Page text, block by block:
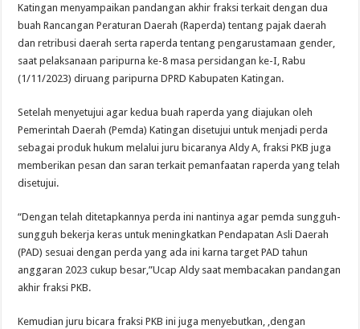
Katingan menyampaikan pandangan akhir fraksi terkait dengan dua
buah Rancangan Peraturan Daerah (Raperda) tentang pajak daerah
dan retribusi daerah serta raperda tentang pengarustamaan gender,
saat pelaksanaan paripurna ke-8 masa persidangan ke-I, Rabu
(1/11/2023) diruang paripurna DPRD Kabupaten Katingan.
Setelah menyetujui agar kedua buah raperda yang diajukan oleh
Pemerintah Daerah (Pemda) Katingan disetujui untuk menjadi perda
sebagai produk hukum melalui juru bicaranya Aldy A, fraksi PKB juga
memberikan pesan dan saran terkait pemanfaatan raperda yang telah
disetujui.
“Dengan telah ditetapkannya perda ini nantinya agar pemda sungguh-
sungguh bekerja keras untuk meningkatkan Pendapatan Asli Daerah
(PAD) sesuai dengan perda yang ada ini karna target PAD tahun
anggaran 2023 cukup besar,”Ucap Aldy saat membacakan pandangan
akhir fraksi PKB.
Kemudian juru bicara fraksi PKB ini juga menyebutkan, ,dengan